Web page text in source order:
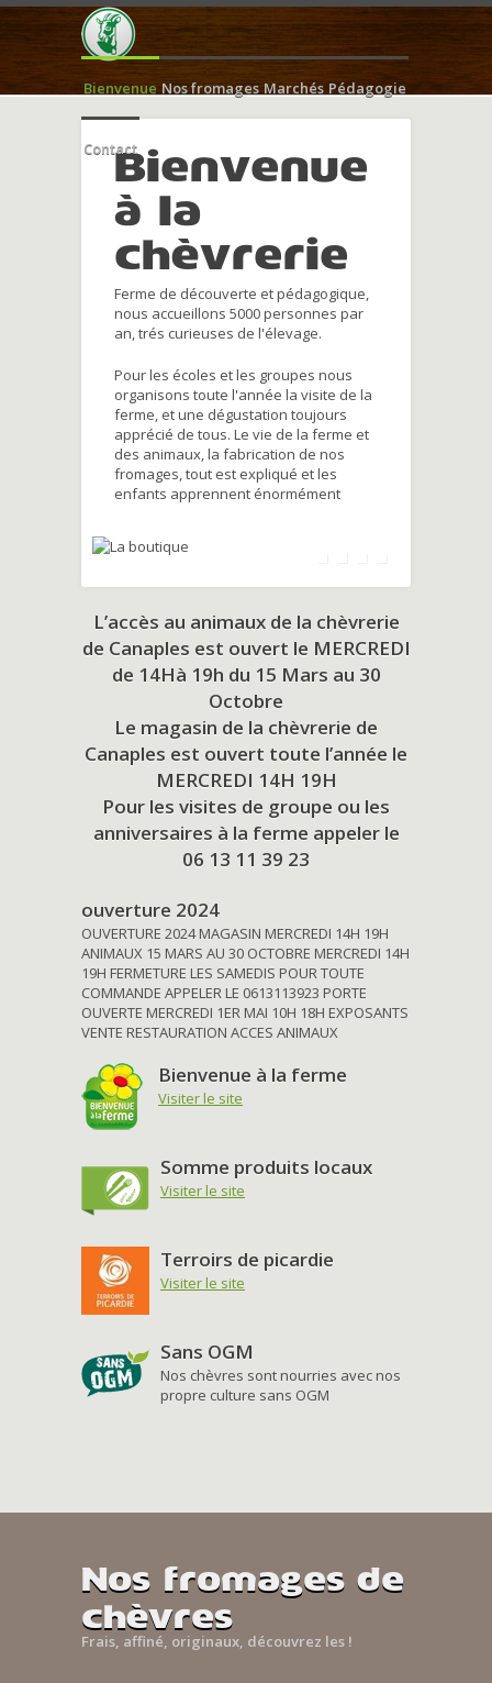
Bienvenue Nos fromages Marchés Pédagogie
ContactBienvenue
à la
chèvrerie
Ferme de découverte et pédagogique,
nous accueillons 5000 personnes par
an, trés curieuses de l'élevage.
Pour les écoles et les groupes nous
organisons toute l'année la visite de la
ferme, et une dégustation toujours
apprécié de tous. Le vie de la ferme et
des animaux, la fabrication de nos
fromages, tout est expliqué et les
enfants apprennent énormément
L’accès au animaux de la chèvrerie
de Canaples est ouvert le MERCREDI
de 14Hà 19h du 15 Mars au 30
Octobre
Le magasin de la chèvrerie de
Canaples est ouvert toute l’année le
MERCREDI 14H 19H
Pour les visites de groupe ou les
anniversaires à la ferme appeler le
06 13 11 39 23
ouverture 2024
OUVERTURE 2024 MAGASIN MERCREDI 14H 19H
ANIMAUX 15 MARS AU 30 OCTOBRE MERCREDI 14H
19H FERMETURE LES SAMEDIS POUR TOUTE
COMMANDE APPELER LE 0613113923 PORTE
OUVERTE MERCREDI 1ER MAI 10H 18H EXPOSANTS
VENTE RESTAURATION ACCES ANIMAUX
Bienvenue à la ferme
Visiter le site
Somme produits locaux
Visiter le site
Terroirs de picardie
Visiter le site
Sans OGM
Nos chèvres sont nourries avec nos
propre culture sans OGM
Nos fromages de
chèvres
Frais, affiné, originaux, découvrez les !